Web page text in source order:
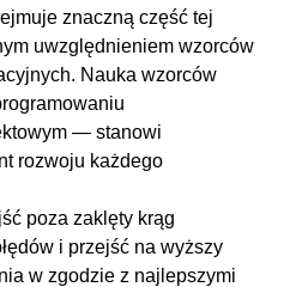
00:08:42
00:03:37
00:15:31
00:02:11
znaczną część tej
uwzględnieniem wzorców
Nauka wzorców
— stanowi
rozwoju każdego
poza zaklęty krąg
i przejść na wyższy
w zgodzie z najlepszymi